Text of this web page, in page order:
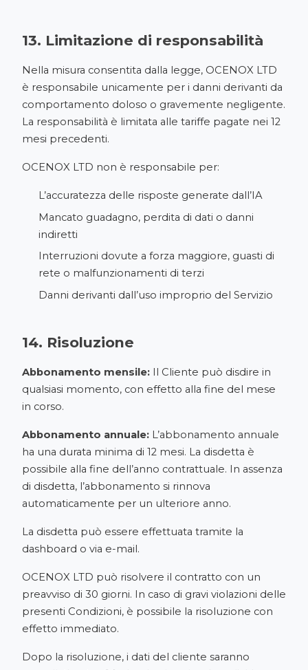
13. Limitazione di responsabilità
Nella misura consentita dalla legge, OCENOX LTD
è responsabile unicamente per i danni derivanti da
comportamento doloso o gravemente negligente.
La responsabilità è limitata alle tariffe pagate nei 12
mesi precedenti.
OCENOX LTD non è responsabile per:
L’accuratezza delle risposte generate dall’IA
Mancato guadagno, perdita di dati o danni
indiretti
Interruzioni dovute a forza maggiore, guasti di
rete o malfunzionamenti di terzi
Danni derivanti dall’uso improprio del Servizio
14. Risoluzione
Abbonamento mensile: Il Cliente può disdire in
qualsiasi momento, con effetto alla fine del mese
in corso.
Abbonamento annuale: L’abbonamento annuale
ha una durata minima di 12 mesi. La disdetta è
possibile alla fine dell’anno contrattuale. In assenza
di disdetta, l’abbonamento si rinnova
automaticamente per un ulteriore anno.
La disdetta può essere effettuata tramite la
dashboard o via e-mail.
OCENOX LTD può risolvere il contratto con un
preavviso di 30 giorni. In caso di gravi violazioni delle
presenti Condizioni, è possibile la risoluzione con
effetto immediato.
Dopo la risoluzione, i dati del cliente saranno